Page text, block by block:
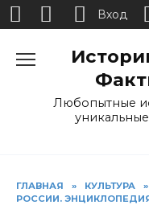
Любопытные
ГЛАВНАЯ » КУЛЬТУРА »
РОССИИ.
Вход